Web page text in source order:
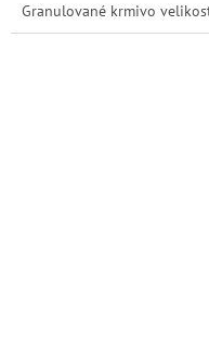
Granulované krmivo